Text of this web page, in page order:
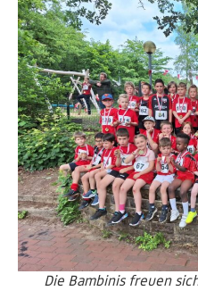
Die Bambinis freuen